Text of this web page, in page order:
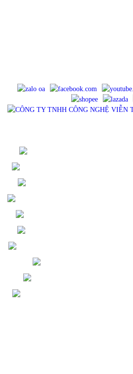
QUẠT MINI - TESLA
DÂY CÁP SẠC TESLA
MÁY XÔNG TINH DẦU
PIN IPHONE